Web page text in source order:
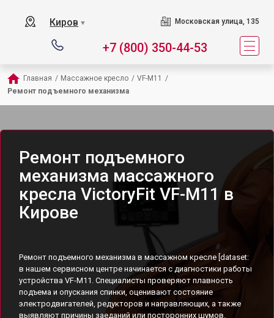
Киров ▼ Московская улица, 135
+7 (800) 350-44-53
Главная / Массажное кресло / VF-M11
/
Ремонт подъемного механизма
Ремонт подъемного
механизма массажного
кресла VictoryFit VF-M11 в
Кирове
Ремонт подъемного механизма в массажном кресле [dataset:
в нашем сервисном центре начинается с диагностики работы
устройства VF-M11. Специалисты проверяют плавность
подъема и опускания спинки, оценивают состояние
электродвигателей, редукторов и направляющих, а также
выявляют причины заеданий или посторонних шумов.